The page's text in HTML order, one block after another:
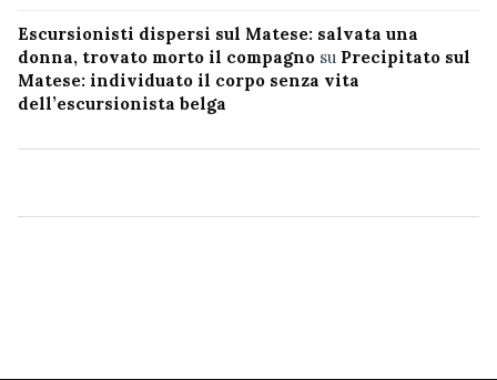
Escursionisti dispersi sul Matese: salvata una
donna, trovato morto il compagno su Precipitato sul
Matese: individuato il corpo senza vita
dell’escursionista belga